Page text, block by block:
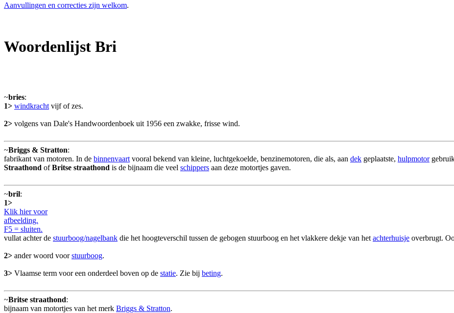
Aanvullingen en correcties zijn welkom.
Woordenlijst Bri
~bries:
1> windkracht vijf of zes.
2> volgens van Dale's Handwoordenboek uit 1956 een zwakke, frisse wind.
~Briggs & Stratton:
fabrikant van motoren. In de binnenvaart vooral bekend van kleine, luchtgekoelde, benzinemotoren, die als, aan dek geplaatste, hulpmotor
Straathond ofBritse straathond is de bijnaam die veel schippers aan deze motortjes gaven.
~bril:
1>
Klik hier voor
afbeelding.
F5 = sluiten.
vullat achter de stuurboog/nagelbank die het hoogteverschil tussen de gebogen stuurboog en het vlakkere dekje van het achterhuisje overbrugt.
2> ander woord voorstuurboog.
3> Vlaamse term voor een onderdeel boven op de statie. Zie bij beting.
~Britse straathond:
bijnaam van motortjes van het merk Briggs & Stratton.